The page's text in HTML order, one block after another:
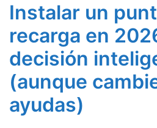
Instalar un
recarga en
decisión
(aunque
ayudas)